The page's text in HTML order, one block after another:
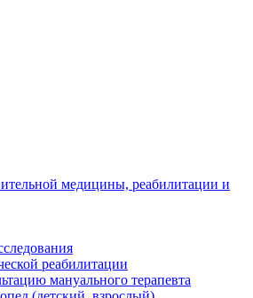
медицины, реабилитации и
реабилитации
мануального терапевта